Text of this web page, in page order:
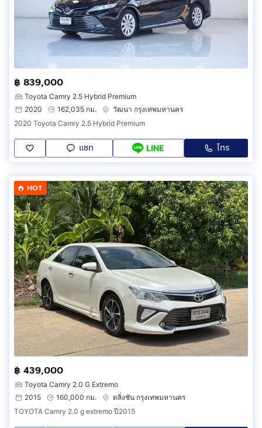
฿ 839,000
Toyota Camry 2.5 Hybrid Premium
2020
162,035 กม.
วัฒนา กรุงเทพมหานคร
2020 Toyota Camry 2.5 Hybrid Premium
แชท LINE โทร
HOT
฿ 439,000
Toyota Camry 2.0 G Extremo
2015
160,000 กม.
ตลิ่งชัน กรุงเทพมหานคร
TOYOTA Camry 2.0 g extremo ปี2015